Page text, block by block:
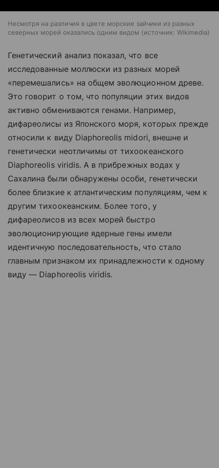
Несмотря на различия в цвете морские зайчики из разных
северных морей оказались одним видом
источник: Wikimedia
Генетический анализ показал, что все
исследованные моллюски из разных морей
«перемешались» на общем эволюционном древе.
Это говорит о том, что популяции этих видов
активно обмениваются генами. Например,
дифареолисы из Японского моря, которых прежде
относили к виду Diaphoreolis midori, внешне и
генетически неотличимы от тихоокеанского
Diaphoreolis viridis. А в прибрежных водах у
Сахалина были обнаружены особи, генетически
более близкие к атлантическим популяциям, чем к
другим тихоокеанским. Более того, у
дифареолисов из всех морей быстро
эволюционирующие ядерные гены имели
идентичную последовательность, что стало
главным признаком их принадлежности к одному
виду — Diaphoreolis viridis.